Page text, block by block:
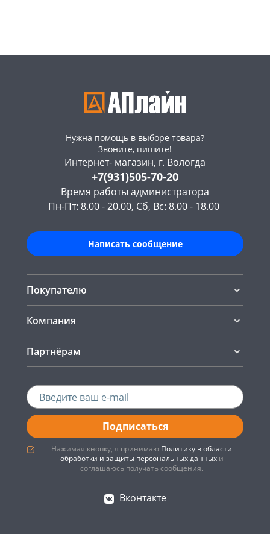
Нужна помощь в выборе товара?
Звоните, пишите!
Интернет- магазин, г. Вологда
+7(931)505-70-20
Время работы администратора
Пн-Пт: 8.00 - 20.00, Сб, Вс: 8.00 - 18.00
Написать сообщение
Покупателю
Компания
Партнёрам
Подписаться
Нажимая кнопку, я принимаю Политику в области
обработки и защиты персональных данныхи
соглашаюсь получать сообщения.
Вконтакте